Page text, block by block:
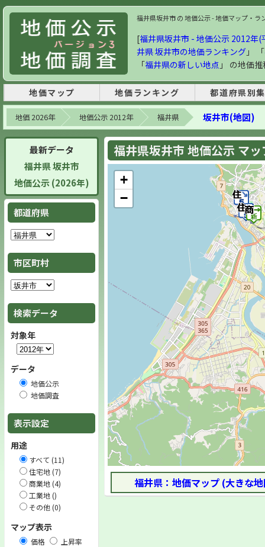
福井県坂井市 の 地価公示 - 地価マップ・ラ
[福井県坂井市 - 地価公示 2012年(
井県 坂井市の地価ランキング 」 「
「福井県の新しい地点 」 の地価
地価マップ 地価ランキング 都道府県別
地価 2026年 地価公示 2012年 福井県 坂井市(地図)
最新データ
福井県 坂井市
地価公示 (2026年)
都道府県
市区町村
検索データ
対象年
データ
地価公示
地価調査
表示設定
用途
すべて (11)
住宅地 (7)
商業地 (4)
工業地 ()
その他 (0)
マップ表示
価格 上昇率
福井県坂井市 地価公示 マ
+
−
福井県：地価マップ (大きな